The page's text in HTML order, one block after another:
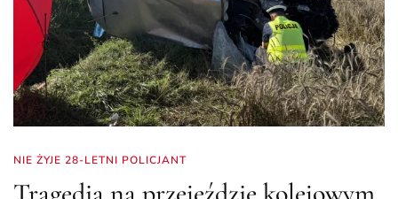
NIE ŻYJE 28-LETNI POLICJANT